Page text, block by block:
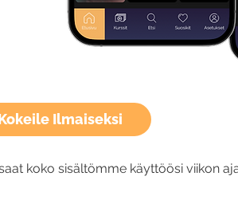
Ilmaiseksi
koko sisältömme käyttöösi viikon